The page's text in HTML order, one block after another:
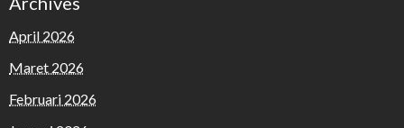
April 2026
Maret 2026
Februari 2026